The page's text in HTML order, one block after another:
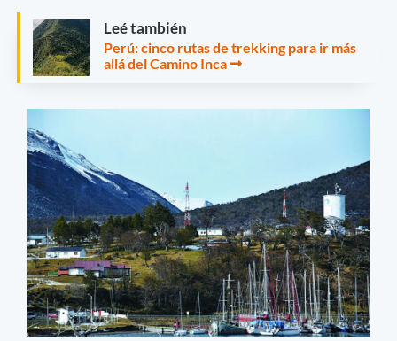
Leé también
Perú: cinco rutas de trekking para ir más
allá del Camino Inca